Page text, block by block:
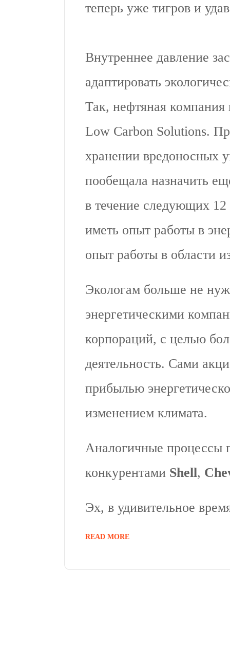
теперь уже тигров и
Внутреннее давление
адаптировать
Так, нефтяная компания
Low Carbon Solutions.
хранении вредоносных
пообещала назначить
в течение следующих
иметь опыт работы в
опыт работы в области
Экологам больше не
энергетическими
корпораций, с целью
деятельность. Сами
прибылью
изменением климата.
Аналогичные процессы
конкурентами Shell,
Эх, в удивительное
READ MORE